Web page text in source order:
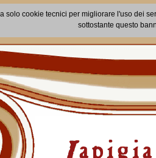
solo cookie tecnici per migliorare l'uso dei
sottostante questo